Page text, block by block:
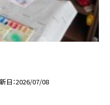
日 2026/07/08